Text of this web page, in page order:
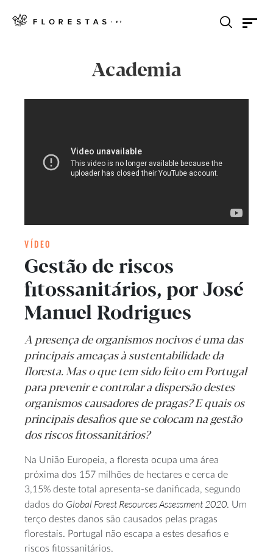
Academia
VÍDEO
Gestão de riscos
fitossanitários, por José
Manuel Rodrigues
A presença de organismos nocivos é uma das
principais ameaças à sustentabilidade da
floresta. Mas o que tem sido feito em Portugal
para prevenir e controlar a dispersão destes
organismos causadores de pragas? E quais os
principais desafios que se colocam na gestão
dos riscos fitossanitários?
Na União Europeia, a floresta ocupa uma área
próxima dos 157 milhões de hectares e cerca de
3,15% deste total apresenta-se danificada, segundo
dados do Global Forest Resources Assessment 2020. Um
terço destes danos são causados pelas pragas
florestais. Portugal não escapa a estes desafios e
riscos fitossanitários.